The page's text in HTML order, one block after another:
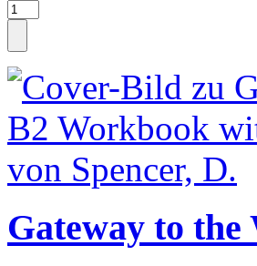
Gateway to